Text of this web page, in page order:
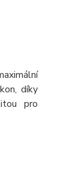
díky
pro